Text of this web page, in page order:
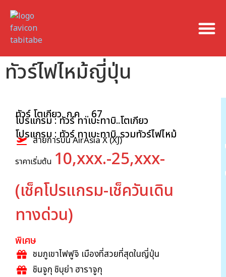
ทัวร์ไฟไหม้ญี่ปุ่น
ทัวร์ โตเกียว ก.ค .. 67
โปรแกรม : ทัวร์ ทาเบะทาบิ..โตเกียว
โปรแกรม : ทัวร์ ทาเบะทาบิ..รวมทัวร์ไฟไหม้
สายการบิน AirAsia X (XJ)
ราคาเริ่มต้น 10,xxx.-25,xxx-
(เช็คโปรแกรม-เช็ควันเดิน
ทางด่วน)
พิเศษ
ชมภูเขาไฟฟูจิ เมืองที่สวยที่สุดในญี่ปุ่น
ชินจูกุ ชิบุย่า ฮาราจูกุ